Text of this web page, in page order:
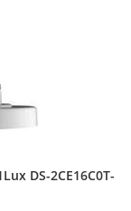
DS-2CE16C0T-